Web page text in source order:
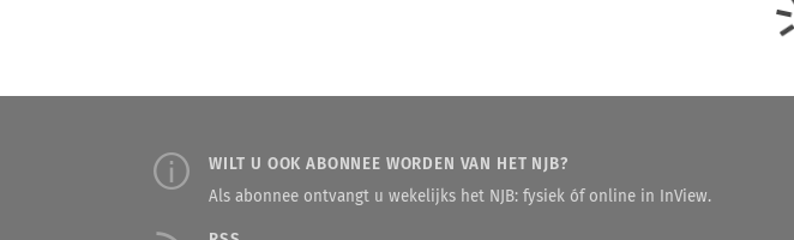
WILT U OOK ABONNEE WORDEN VAN HET NJB?
Als abonnee ontvangt u wekelijks het NJB: fysiek óf online in InView.